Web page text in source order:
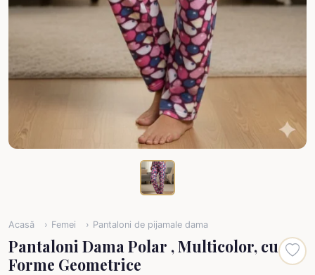
Acasă Femei Pantaloni de pijamale dama
Pantaloni Dama Polar , Multicolor, cu
Forme Geometrice